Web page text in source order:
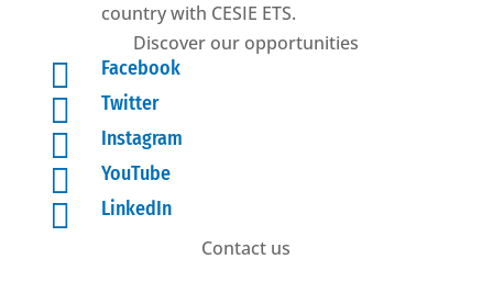
country with CESIE ETS.
Discover our opportunities
 Facebook
 Twitter
 Instagram
 YouTube

LinkedIn
Contact us